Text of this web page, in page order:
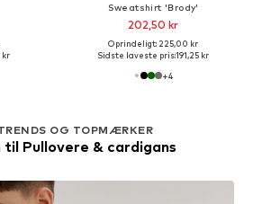
Sweatshirt 'Brody'
202,50 kr
Oprindeligt: 225,00 kr
Sidste laveste pris:191,25 kr
+4
OG TOPMÆRKER
til Pullovere & cardigans